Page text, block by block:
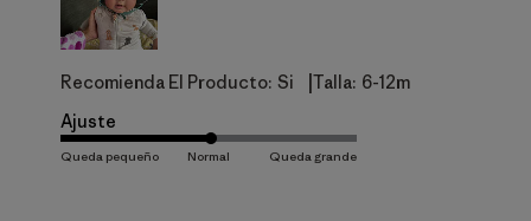
Recomienda El Producto: Si Talla: 6-12m
Ajuste